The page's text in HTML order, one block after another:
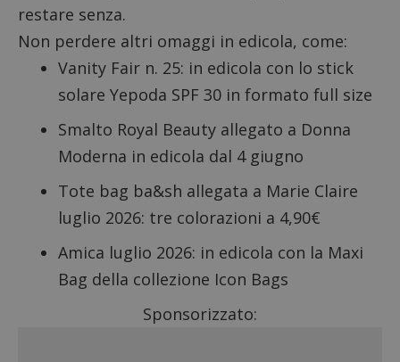
restare senza.
Non perdere altri omaggi in edicola, come:
Vanity Fair n. 25: in edicola con lo stick
solare Yepoda SPF 30 in formato full size
Smalto Royal Beauty allegato a Donna
Moderna in edicola dal 4 giugno
Tote bag ba&sh allegata a Marie Claire
luglio 2026: tre colorazioni a 4,90€
Amica luglio 2026: in edicola con la Maxi
Bag della collezione Icon Bags
Sponsorizzato: